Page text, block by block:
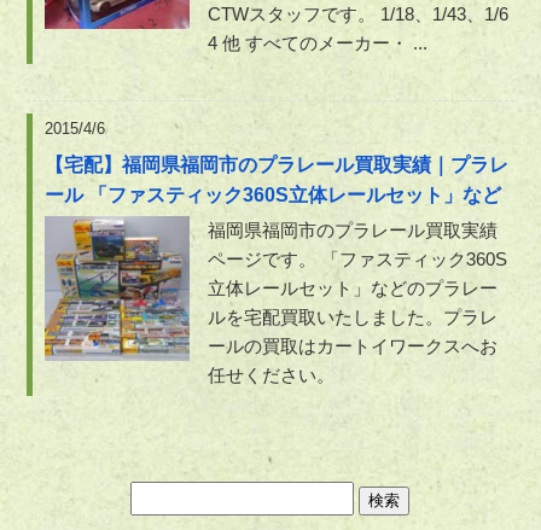
CTWスタッフです。 1/18、1/43、1/6
4 他 すべてのメーカー・ ...
2015/4/6
【宅配】福岡県福岡市のプラレール買取実績｜プラレ
ール 「ファスティック360S立体レールセット」など
福岡県福岡市のプラレール買取実績
ページです。 「ファスティック360S
立体レールセット」などのプラレー
ルを宅配買取いたしました。プラレ
ールの買取はカートイワークスへお
任せください。